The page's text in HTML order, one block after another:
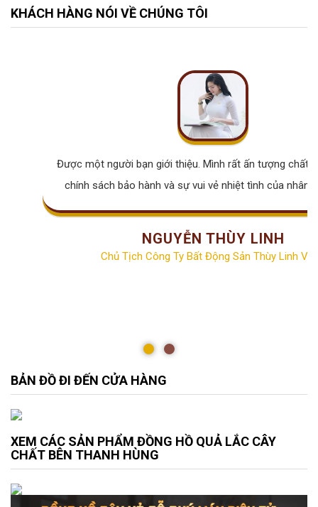
KHÁCH HÀNG NÓI VỀ CHÚNG TÔI
Được một người bạn giới thiệu. Mình rất ấn tượng chất
chính sách bảo hành và sự vui vẻ nhiệt tình của nhân
NGUYỄN THÙY LINH
Chủ Tịch Công Ty Bất Động Sản Thùy Linh
BẢN ĐỒ ĐI ĐẾN CỬA HÀNG
XEM CÁC SẢN PHẨM ĐỒNG HỒ QUẢ LẮC CÂY
CHẤT BÊN THANH HÙNG